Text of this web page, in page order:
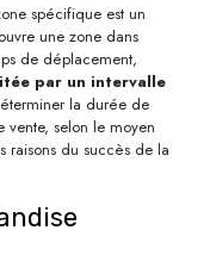
spécifique est un
une zone dans
de déplacement,
par un intervalle
la durée de
vente, selon le moyen
raisons du succès de la